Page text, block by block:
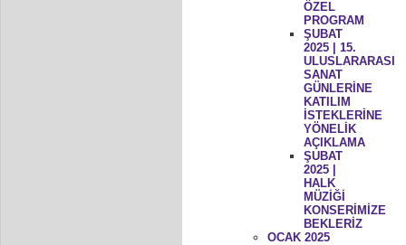
ÖZEL
PROGRAM
ŞUBAT
2025 | 15.
ULUSLARARASI
SANAT
GÜNLERİNE
KATILIM
İSTEKLERİNE
YÖNELİK
AÇIKLAMA
ŞUBAT
2025 |
HALK
MÜZİĞİ
KONSERİMİZE
BEKLERİZ
OCAK 2025